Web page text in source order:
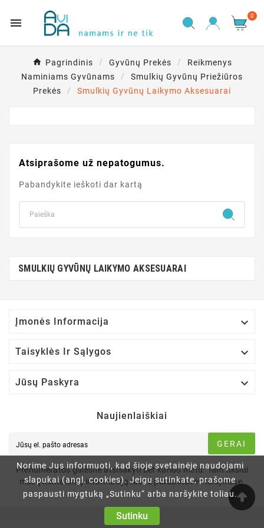
Norime Jus informuoti, kad šioje svetainėje naudojami
slapukai (angl. cookies). Jeigu sutinkate, prašome
paspausti mygtuką „Sutinku“ arba naršykite toliau.
Sutinku

0
Pagrindinis Gyvūnų Prekės
Reikmenys
Naminiams Gyvūnams
Smulkių Gyvūnų Priežiūros
Prekės
Smulkių Gyvūnų Laikymo Aksesuarai
Atsiprašome už nepatogumus.
Pabandykite ieškoti dar kartą
SMULKIŲ GYVŪNŲ LAIKYMO AKSESUARAI
Įmonės Informacija 
Taisyklės Ir Sąlygos 
Jūsų Paskyra 
Naujienlaiškiai
GERAI
Prenumeratos galėsite atsisakyti bet kuriuo metu. Tam tikslui
mūsų kontaktinę informaciją rasite parduotuvės taisyklėse.